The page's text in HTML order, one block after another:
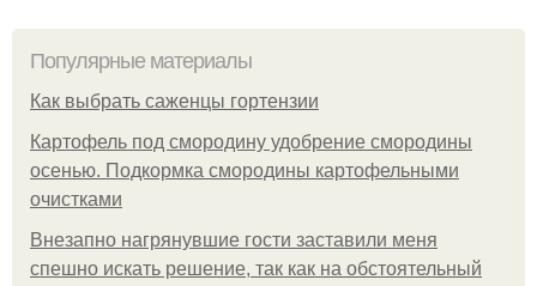
Популярные материалы
Как выбрать саженцы гортензии
Картофель под смородину удобрение смородины
осенью. Подкормка смородины картофельными
очистками
Внезапно нагрянувшие гости заставили меня
спешно искать решение, так как на обстоятельный